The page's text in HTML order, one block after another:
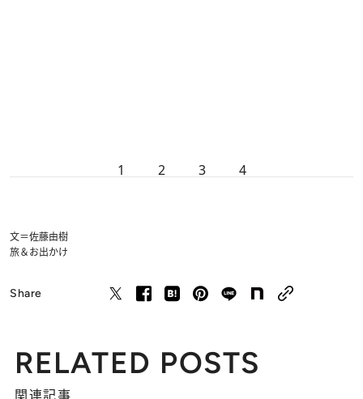
1 2 3 4
文＝佐藤由樹
旅＆お出かけ
Share
RELATED POSTS
関連記事